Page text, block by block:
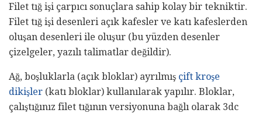
Filet tığ işi çarpıcı sonuçlara sahip kolay bir tekniktir.
Filet tığ işi desenleri açık kafesler ve katı kafeslerden
oluşan desenleri ile oluşur (bu yüzden desenler
çizelgeler, yazılı talimatlar değildir).
Ağ, boşluklarla (açık bloklar) ayrılmış çift ​​kroşe
dikişler (katı bloklar) kullanılarak yapılır. Bloklar,
çalıştığınız filet tığının versiyonuna bağlı olarak 3dc